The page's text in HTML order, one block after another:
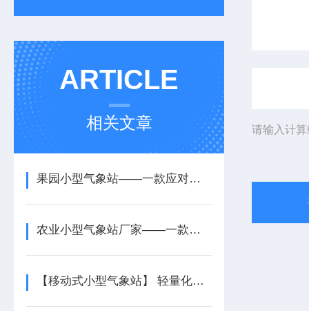
ARTICLE
相关文章
果园小型气象站——一款应对恶劣天气的农村农业气象监测站2025+派+送
农业小型气象站厂家——一款长期可靠运行的太阳能智能农业气象站2025+派+送
【移动式小型气象站】 轻量化便携设计 户外应急气象监测专用设备
请输入计